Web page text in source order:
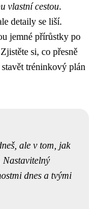
vlastní cestou.
detaily se liší.
jemné přírůstky po
si, co přesně
tréninkový plán
ale v tom, jak
Nastavitelný
dnes a tvými